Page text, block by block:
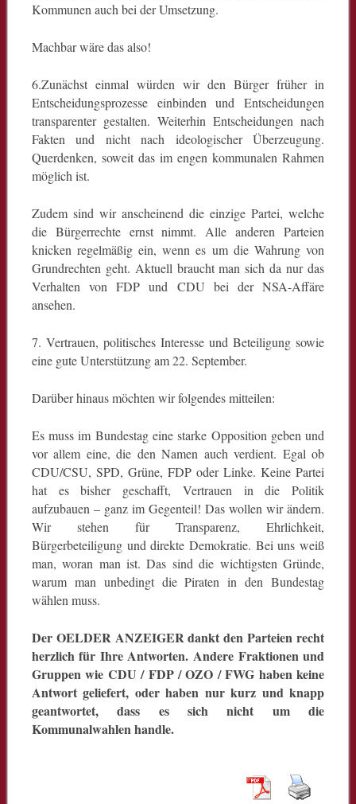
Kommunen auch bei der Umsetzung.
Machbar wäre das also!
6.Zunächst einmal würden wir den Bürger früher in
Entscheidungsprozesse einbinden und Entscheidungen
transparenter gestalten. Weiterhin Entscheidungen nach
Fakten und nicht nach ideologischer Überzeugung.
Querdenken, soweit das im engen kommunalen Rahmen
möglich ist.
Zudem sind wir anscheinend die einzige Partei, welche
die Bürgerrechte ernst nimmt. Alle anderen Parteien
knicken regelmäßig ein, wenn es um die Wahrung von
Grundrechten geht. Aktuell braucht man sich da nur das
Verhalten von FDP und CDU bei der NSA-Affäre
ansehen.
7. Vertrauen, politisches Interesse und Beteiligung sowie
eine gute Unterstützung am 22. September.
Darüber hinaus möchten wir folgendes mitteilen:
Es muss im Bundestag eine starke Opposition geben und
vor allem eine, die den Namen auch verdient. Egal ob
CDU/CSU, SPD, Grüne, FDP oder Linke. Keine Partei
hat es bisher geschafft, Vertrauen in die Politik
aufzubauen – ganz im Gegenteil! Das wollen wir ändern.
Wir stehen für Transparenz, Ehrlichkeit,
Bürgerbeteiligung und direkte Demokratie. Bei uns weiß
man, woran man ist. Das sind die wichtigsten Gründe,
warum man unbedingt die Piraten in den Bundestag
wählen muss.
Der OELDER ANZEIGER dankt den Parteien recht
herzlich für Ihre Antworten. Andere Fraktionen und
Gruppen wie CDU / FDP / OZO / FWG haben keine
Antwort geliefert, oder haben nur kurz und knapp
geantwortet, dass es sich nicht um die
Kommunalwahlenhandle.